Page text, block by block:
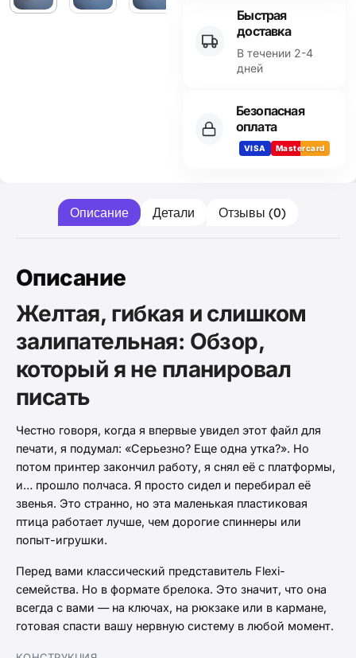
Быстрая
доставка
В течении 2-4
дней
Безопасная
оплата
VISA Mastercard
Описание Детали Отзывы (0)
Описание
Желтая, гибкая и слишком
залипательная: Обзор,
который я не планировал
писать
Честно говоря, когда я впервые увидел этот файл для
печати, я подумал: «Серьезно? Еще одна утка?». Но
потом принтер закончил работу, я снял её с платформы,
и… прошло полчаса. Я просто сидел и перебирал её
звенья. Это странно, но эта маленькая пластиковая
птица работает лучше, чем дорогие спиннеры или
попыт-игрушки.
Перед вами классический представитель Flexi-
семейства. Но в формате брелока. Это значит, что она
всегда с вами — на ключах, на рюкзаке или в кармане,
готовая спасти вашу нервную систему в любой момент.